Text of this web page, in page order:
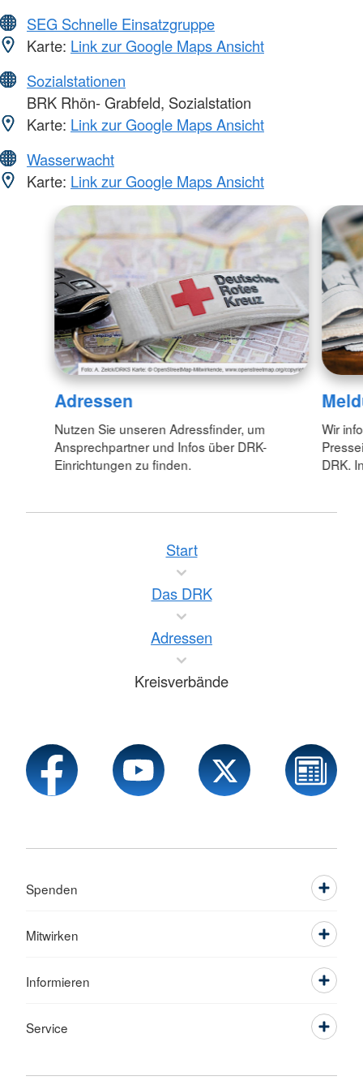
SEG Schnelle Einsatzgruppe
Karte: Link zur Google Maps Ansicht
Sozialstationen
BRK Rhön- Grabfeld, Sozialstation
Karte: Link zur Google Maps Ansicht
Wasserwacht
Karte: Link zur Google Maps Ansicht
Adressen
Nutzen Sie unseren Adressfinder, um
Ansprechpartner und Infos über DRK-
Einrichtungen zu finden.
Wir
DRK.
Start
Das DRK
Adressen
Kreisverbände
Spenden
Mitwirken
Informieren
Service